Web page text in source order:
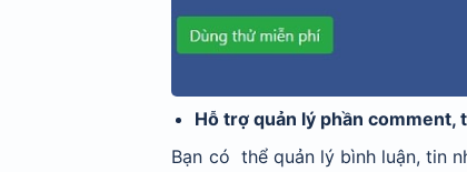
Hỗ trợ quản lý phần comment,
Bạn có thể quản lý bình luận, tin